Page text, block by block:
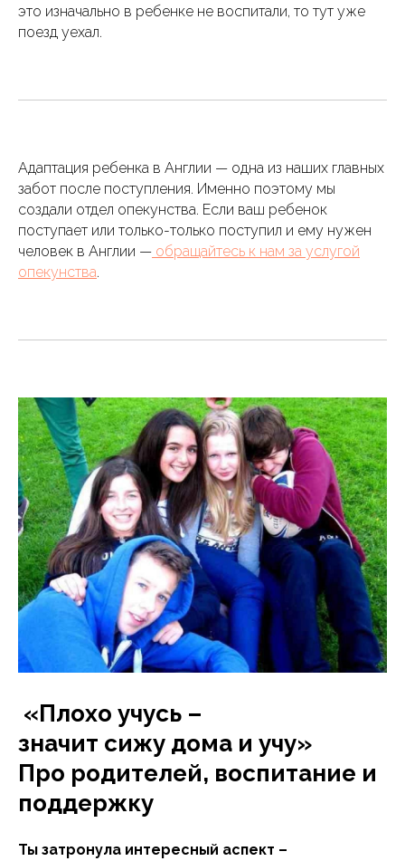
это изначально в ребенке не воспитали, то тут уже
поезд уехал.
Адаптация ребенка в Англии — одна из наших главных
забот после поступления. Именно поэтому мы
создали отдел опекунства. Если ваш ребенок
поступает или только-только поступил и ему нужен
человек в Англии — обращайтесь к нам за услугой
опекунства.
«Плохо учусь –
значит сижу дома и учу»
Про родителей, воспитание и
поддержку
Ты затронула интересный аспект –